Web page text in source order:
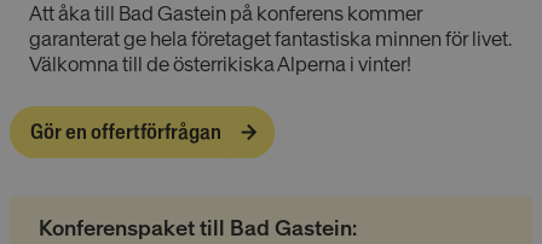
Att åka till Bad Gastein på konferens kommer
garanterat ge hela företaget fantastiska minnen för livet.
Välkomna till de österrikiska Alperna i vinter!
Gör en offertförfrågan
Konferenspaket till Bad Gastein: